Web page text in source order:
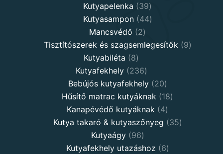
Kutyapelenka 3939
products
Kutyasampon 4444
Mancsvédő 22
products
Tisztítószerek és szagsemlegesítők 99
Kutyabiléta 88
products
Kutyafekhely 236236
products
Bebújós kutyafekhely 2020
products
Hűsítő matrac kutyáknak 1818
Kanapévédő kutyáknak 44
products
Kutya takaró & kutyaszőnyeg 3535
Kutyaágy 9696
products
Kutyafekhely utazáshoz 66